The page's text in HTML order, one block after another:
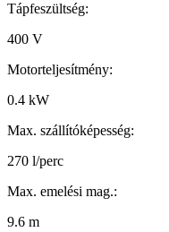
Tápfeszültség:
400 V
Motorteljesítmény:
0.4 kW
Max. szállítóképesség:
270 l/perc
Max. emelési mag.:
9.6 m